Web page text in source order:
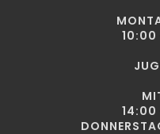
10:00
14:00